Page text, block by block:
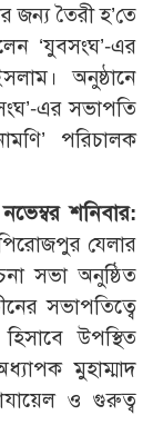
তৈরী হ’তে
‘যুবসংঘ’-এর
অনুষ্ঠানে
এর সভাপতি
পরিচালক
শনিবার:
যেলার
সভা অনুষ্ঠিত
সভাপতিত্বে
উপস্থিত
মুহাম্মাদ
ও গুরুত্ব